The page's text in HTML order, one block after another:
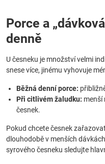
Porce a
denně
U česneku je množství velmi
snese více, jinému vyhovuje
Běžná denní porce:
Při citlivém žaludku: menší
česnek.
Pokud chcete česnek
dlouhodobě v menších
syrového česneku sledujte